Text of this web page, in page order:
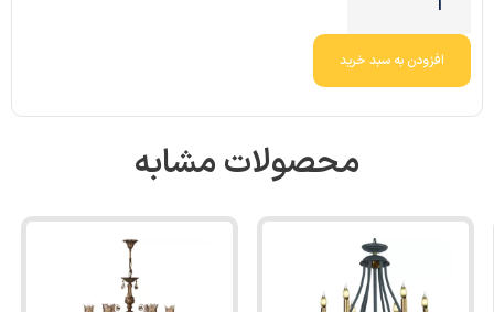
افزودن به سبد خرید
محصولات مشابه